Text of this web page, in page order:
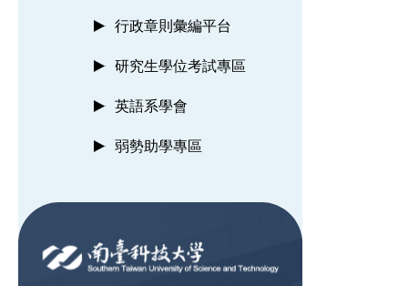
行政章則彙編平台
研究生學位考試專區
英語系學會
弱勢助學專區